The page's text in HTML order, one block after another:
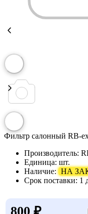
Фильтр салонный RB-
Производитель:
Единица: шт.
Наличие: НА
Срок поставки: 1